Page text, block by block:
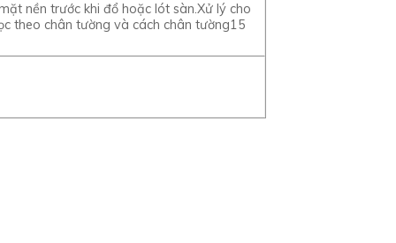
nền trước khi đổ hoặc lót sàn.Xử lý cho
theo chân tường và cách chân tường15